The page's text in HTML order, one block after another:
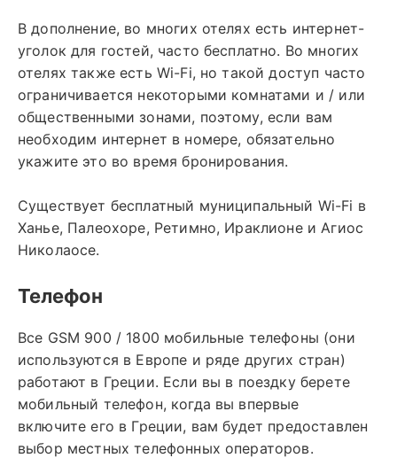
В дополнение, во многих отелях есть интернет-
уголок для гостей, часто бесплатно. Во многих
отелях также есть Wi-Fi, но такой доступ часто
ограничивается некоторыми комнатами и / или
общественными зонами, поэтому, если вам
необходим интернет в номере, обязательно
укажите это во время бронирования.
Существует бесплатный муниципальный Wi-Fi в
Ханье, Палеохоре, Ретимно, Ираклионе и Агиос
Николаосе.
Телефон
Все GSM 900 / 1800 мобильные телефоны (они
используются в Европе и ряде других стран)
работают в Греции. Если вы в поездку берете
мобильный телефон, когда вы впервые
включите его в Греции, вам будет предоставлен
выбор местных телефонных операторов.